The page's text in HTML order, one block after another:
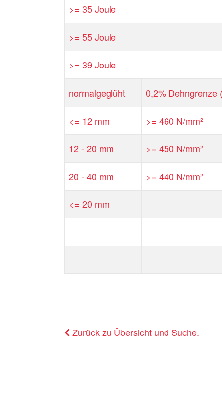
>= 35 Joule
>= 55 Joule
>= 39 Joule
normalgeglüht 0,2% Dehngrenze
<= 12 mm >= 460 N/mm²
12 - 20 mm >= 450 N/mm²
20 - 40 mm >= 440 N/mm²
<= 20 mm
Zurück zu Übersicht und Suche.